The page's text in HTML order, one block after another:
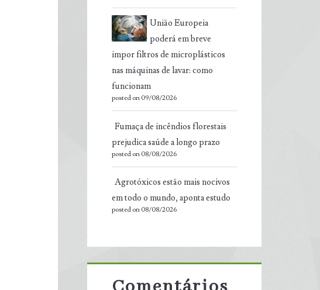
União Europeia
poderá em breve
impor filtros de microplásticos
nas máquinas de lavar: como
funcionam
posted on 09/08/2026
Fumaça de incêndios florestais
prejudica saúde a longo prazo
posted on 08/08/2026
Agrotóxicos estão mais nocivos
em todo o mundo, aponta estudo
posted on 08/08/2026